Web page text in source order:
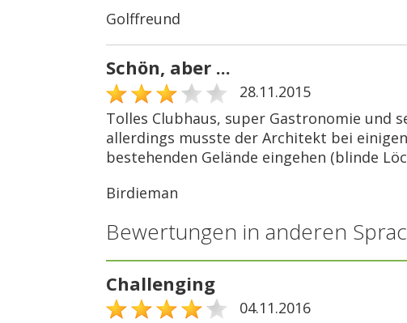
Golffreund
Schön, aber ...
28.11.2015
Tolles Clubhaus, super Gastronomie und
allerdings musste der Architekt bei
bestehenden Gelände eingehen (blinde
Birdieman
Bewertungen in anderen
Challenging
04.11.2016